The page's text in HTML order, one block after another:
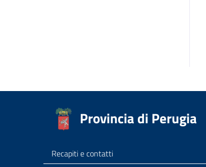
Provincia di Perugia
Recapiti e contatti